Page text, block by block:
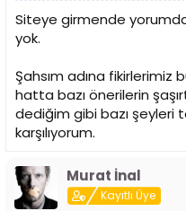
Siteye girmende
yok.
Şahsım adına fikirlerimiz
hatta bazı önerilerin
dediğim gibi bazı şeyleri
karşılıyorum.
Murat İnal
Kayıtlı Üye